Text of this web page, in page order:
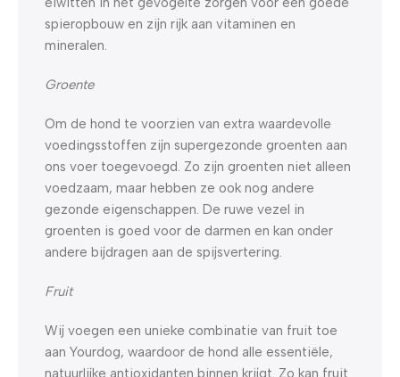
spieropbouw en zijn rijk aan vitaminen en
mineralen.
Groente
Om de hond te voorzien van extra waardevolle
voedingsstoffen zijn supergezonde groenten aan
ons voer toegevoegd. Zo zijn groenten niet alleen
voedzaam, maar hebben ze ook nog andere
gezonde eigenschappen. De ruwe vezel in
groenten is goed voor de darmen en kan onder
andere bijdragen aan de spijsvertering.
Fruit
Wij voegen een unieke combinatie van fruit toe
aan Yourdog, waardoor de hond alle essentiële,
natuurlijke antioxidanten binnen krijgt. Zo kan fruit